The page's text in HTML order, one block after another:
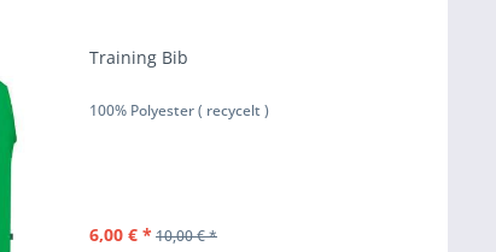
Training Bib
100% Polyester ( recycelt )
6,00 € * 10,00 € *